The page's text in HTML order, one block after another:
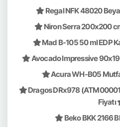
Regal NFK 48020
Niron Serra 200x200
Mad B-105 50 ml EDP
Avocado Impressive
Acura WH-B05
Dragos DRx978
Fiyatı
Beko BKK 2166